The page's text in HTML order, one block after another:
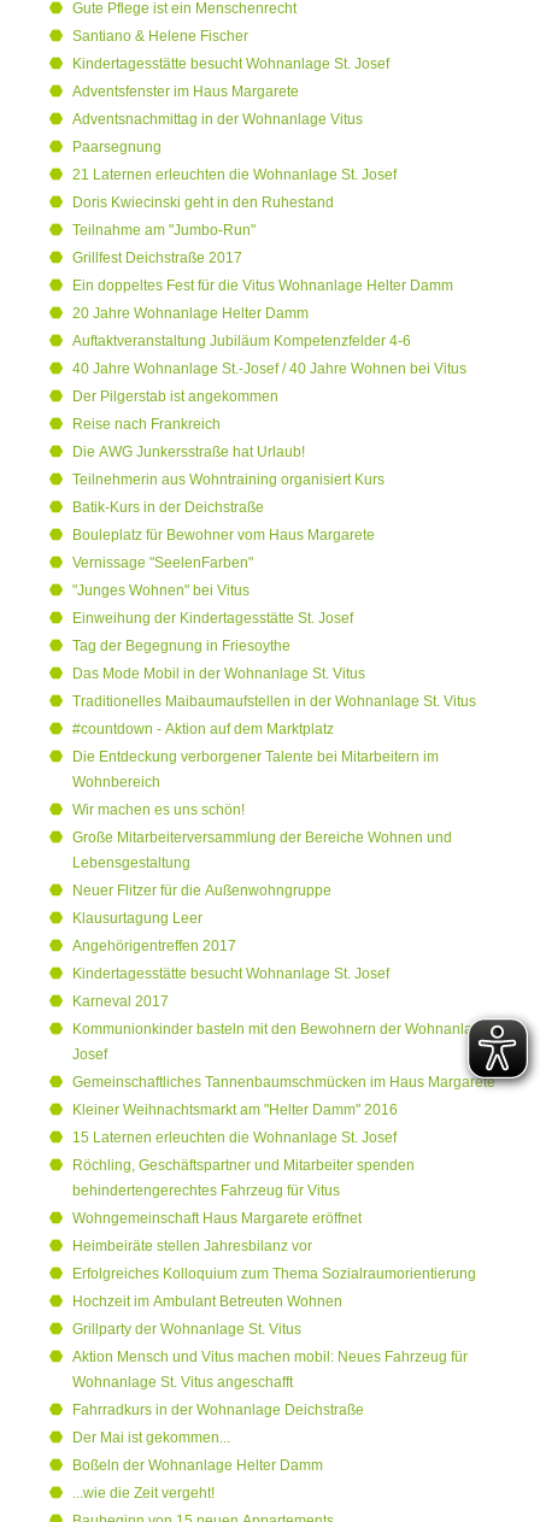
Gute Pflege ist ein Menschenrecht
Santiano & Helene Fischer
Kindertagesstätte besucht Wohnanlage St. Josef
Adventsfenster im Haus Margarete
Adventsnachmittag in der Wohnanlage Vitus
Paarsegnung
21 Laternen erleuchten die Wohnanlage St. Josef
Doris Kwiecinski geht in den Ruhestand
Teilnahme am "Jumbo-Run"
Grillfest Deichstraße 2017
Ein doppeltes Fest für die Vitus Wohnanlage Helter Damm
20 Jahre Wohnanlage Helter Damm
Auftaktveranstaltung Jubiläum Kompetenzfelder 4-6
40 Jahre Wohnanlage St.-Josef / 40 Jahre Wohnen bei Vitus
Der Pilgerstab ist angekommen
Reise nach Frankreich
Die AWG Junkersstraße hat Urlaub!
Teilnehmerin aus Wohntraining organisiert Kurs
Batik-Kurs in der Deichstraße
Bouleplatz für Bewohner vom Haus Margarete
Vernissage "SeelenFarben"
"Junges Wohnen" bei Vitus
Einweihung der Kindertagesstätte St. Josef
Tag der Begegnung in Friesoythe
Das Mode Mobil in der Wohnanlage St. Vitus
Traditionelles Maibaumaufstellen in der Wohnanlage St. Vitus
#countdown - Aktion auf dem Marktplatz
Die Entdeckung verborgener Talente bei Mitarbeitern im
Wohnbereich
Wir machen es uns schön!
Große Mitarbeiterversammlung der Bereiche Wohnen und
Lebensgestaltung
Neuer Flitzer für die Außenwohngruppe
Klausurtagung Leer
Angehörigentreffen 2017
Kindertagesstätte besucht Wohnanlage St. Josef
Karneval 2017
Kommunionkinder basteln mit den Bewohnern der Wohnanlage St.
Josef
Gemeinschaftliches Tannenbaumschmücken im Haus Margarete
Kleiner Weihnachtsmarkt am "Helter Damm" 2016
15 Laternen erleuchten die Wohnanlage St. Josef
Röchling, Geschäftspartner und Mitarbeiter spenden
behindertengerechtes Fahrzeug für Vitus
Wohngemeinschaft Haus Margarete eröffnet
Heimbeiräte stellen Jahresbilanz vor
Erfolgreiches Kolloquium zum Thema Sozialraumorientierung
Hochzeit im Ambulant Betreuten Wohnen
Grillparty der Wohnanlage St. Vitus
Aktion Mensch und Vitus machen mobil: Neues Fahrzeug für
Wohnanlage St. Vitus angeschafft
Fahrradkurs in der Wohnanlage Deichstraße
Der Mai ist gekommen...
Boßeln der Wohnanlage Helter Damm
...wie die Zeit vergeht!